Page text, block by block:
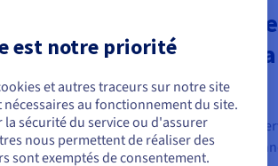
Quelles sont les
cloud de confiance en
?
L’écosystème numérique européen est en
initiatives ont ainsi vu le jour ces dernières
en États-Unis.
votre pays (États-Unis) et créez un
est notre priorité
et autres traceurs sur notre site
au fonctionnement du site.
sécurité du service ou d'assurer
nous permettent de réaliser des
sont exemptés de consentement.